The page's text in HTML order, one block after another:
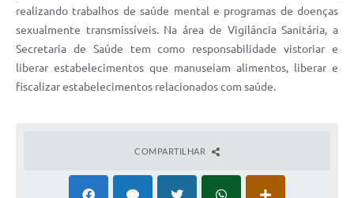
realizando trabalhos de saúde mental e programas de doenças
sexualmente transmissíveis. Na área de Vigilância Sanitária, a
Secretaria de Saúde tem como responsabilidade vistoriar e
liberar estabelecimentos que manuseiam alimentos, liberar e
fiscalizar estabelecimentos relacionados com saúde.
COMPARTILHAR